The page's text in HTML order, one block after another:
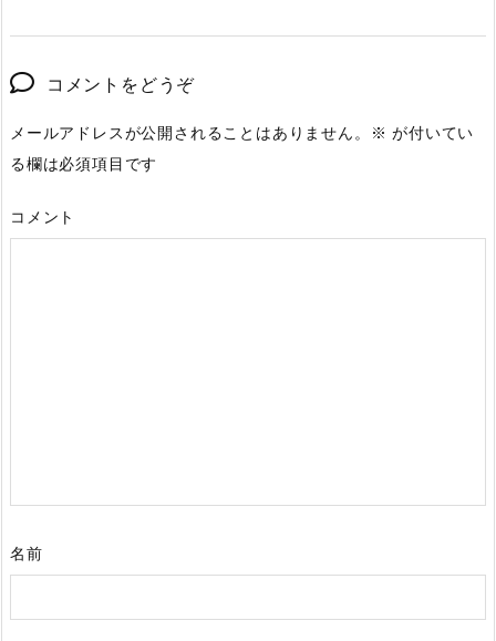
コメントをどうぞ
メールアドレスが公開されることはありません。 ※ が付いてい
る欄は必須項目です
コメント
名前